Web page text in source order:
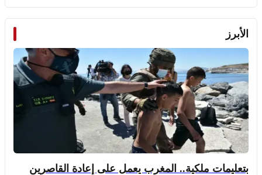
الأبرز
بتعليمات ملكية.. المغرب يعمل على إعادة القاصرين